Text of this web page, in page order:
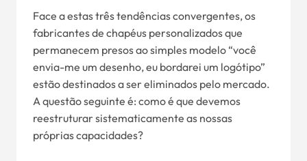
Face a estas três tendências convergentes, os
fabricantes de chapéus personalizados que
permanecem presos ao simples modelo “você
envia-me um desenho, eu bordarei um logótipo”
estão destinados a ser eliminados pelo mercado.
A questão seguinte é: como é que devemos
reestruturar sistematicamente as nossas
próprias capacidades?